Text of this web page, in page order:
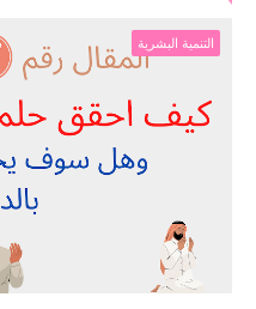
التنمية البشرية